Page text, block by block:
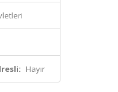
Hayır